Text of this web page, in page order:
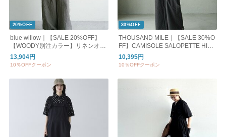
20%OFF
blue willow｜【SALE 20%OFF】
【WOODY別注カラー】リネンオー
ルインワン レディース サロペット
パンツ リネン ワイド 黒 ブラック
4238
13,904円
10％OFFクーポン
30%OFF
THOUSAND MILE｜【SALE 30%O
FF】CAMISOLE SALOPETTE HIG
H AIR PERMEABILITY キャミソー
ルサロペット レディース ボトムス t
10,395円
10％OFFクーポン